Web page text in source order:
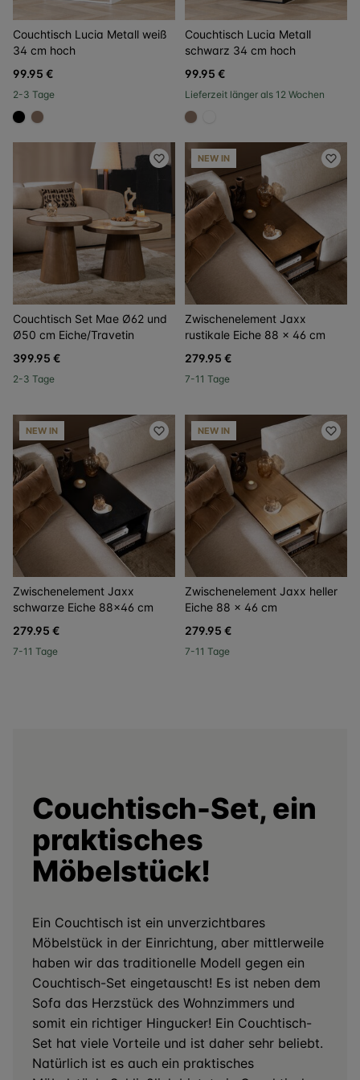
Couchtisch Lucia Metall weiß
34 cm hoch
99.95 €
2-3 Tage
#000000
#967b6a
Couchtisch Lucia Metall
schwarz 34 cm hoch
99.95 €
Lieferzeit länger als 12 Wochen
#967b6a
Couchtisch Set Mae Ø62 und
Ø50 cm Eiche/Travetin
399.95 €
2-3 Tage
NEW IN
Zwischenelement Jaxx
rustikale Eiche 88 × 46 cm
279.95 €
7-11 Tage
NEW IN
Zwischenelement Jaxx
schwarze Eiche 88×46 cm
279.95 €
7-11 Tage
NEW IN
Zwischenelement Jaxx heller
Eiche 88 × 46 cm
279.95 €
7-11 Tage
Couchtisch-Set, ein
praktisches
Möbelstück!
Ein Couchtisch ist ein unverzichtbares
Möbelstück in der Einrichtung, aber mittlerweile
haben wir das traditionelle Modell gegen ein
Couchtisch-Set eingetauscht! Es ist neben dem
Sofa das Herzstück des Wohnzimmers und
somit ein richtiger Hingucker! Ein Couchtisch-
Set hat viele Vorteile und ist daher sehr beliebt.
Natürlich ist es auch ein praktisches